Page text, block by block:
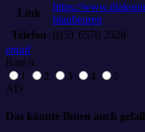
Link
https://
blaubeuren
Telefon
0151 6570 2528
email
Rate it
1
2 3 4
5
AD
Das könnte Ihnen auch